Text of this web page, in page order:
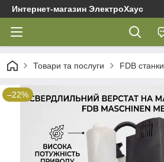
Интернет-магазин ЭлектроХаус
Товари та послуги FDB cтанки
–22%